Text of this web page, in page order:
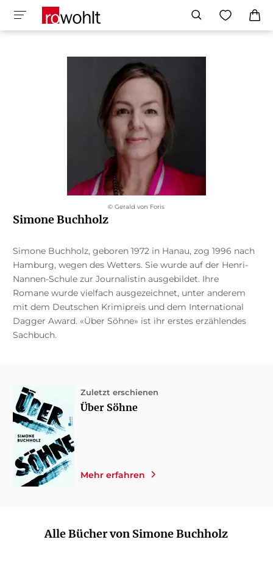
© Gerald von Foris
Simone Buchholz
Simone Buchholz, geboren 1972 in Hanau, zog 1996 nach
Hamburg, wegen des Wetters. Sie wurde auf der Henri-
Nannen-Schule zur Journalistin ausgebildet. Ihre
Romane wurde vielfach ausgezeichnet, unter anderem
mit dem Deutschen Krimipreis und dem International
Dagger Award. «Über Söhne» ist ihr erstes erzählendes
Sachbuch.
Zuletzt erschienen
Über Söhne
Mehr erfahren
Alle Bücher von Simone Buchholz